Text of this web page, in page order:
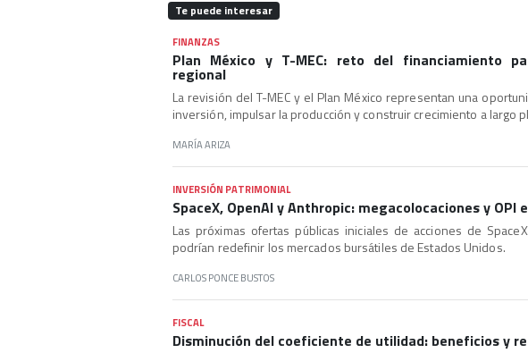
Te puede interesar
FINANZAS
Plan México y T-MEC: reto del financiamiento
regional
La revisión del T-MEC y el Plan México representan una
inversión, impulsar la producción y construir crecimiento a largo
MARÍA ARIZA
INVERSIÓN PATRIMONIAL
SpaceX, OpenAI y Anthropic: megacolocaciones y OPI
Las próximas ofertas públicas iniciales de acciones de
podrían redefinir los mercados bursátiles de Estados Unidos.
CARLOS PONCE BUSTOS
FISCAL
Disminución del coeficiente de utilidad: beneficios y